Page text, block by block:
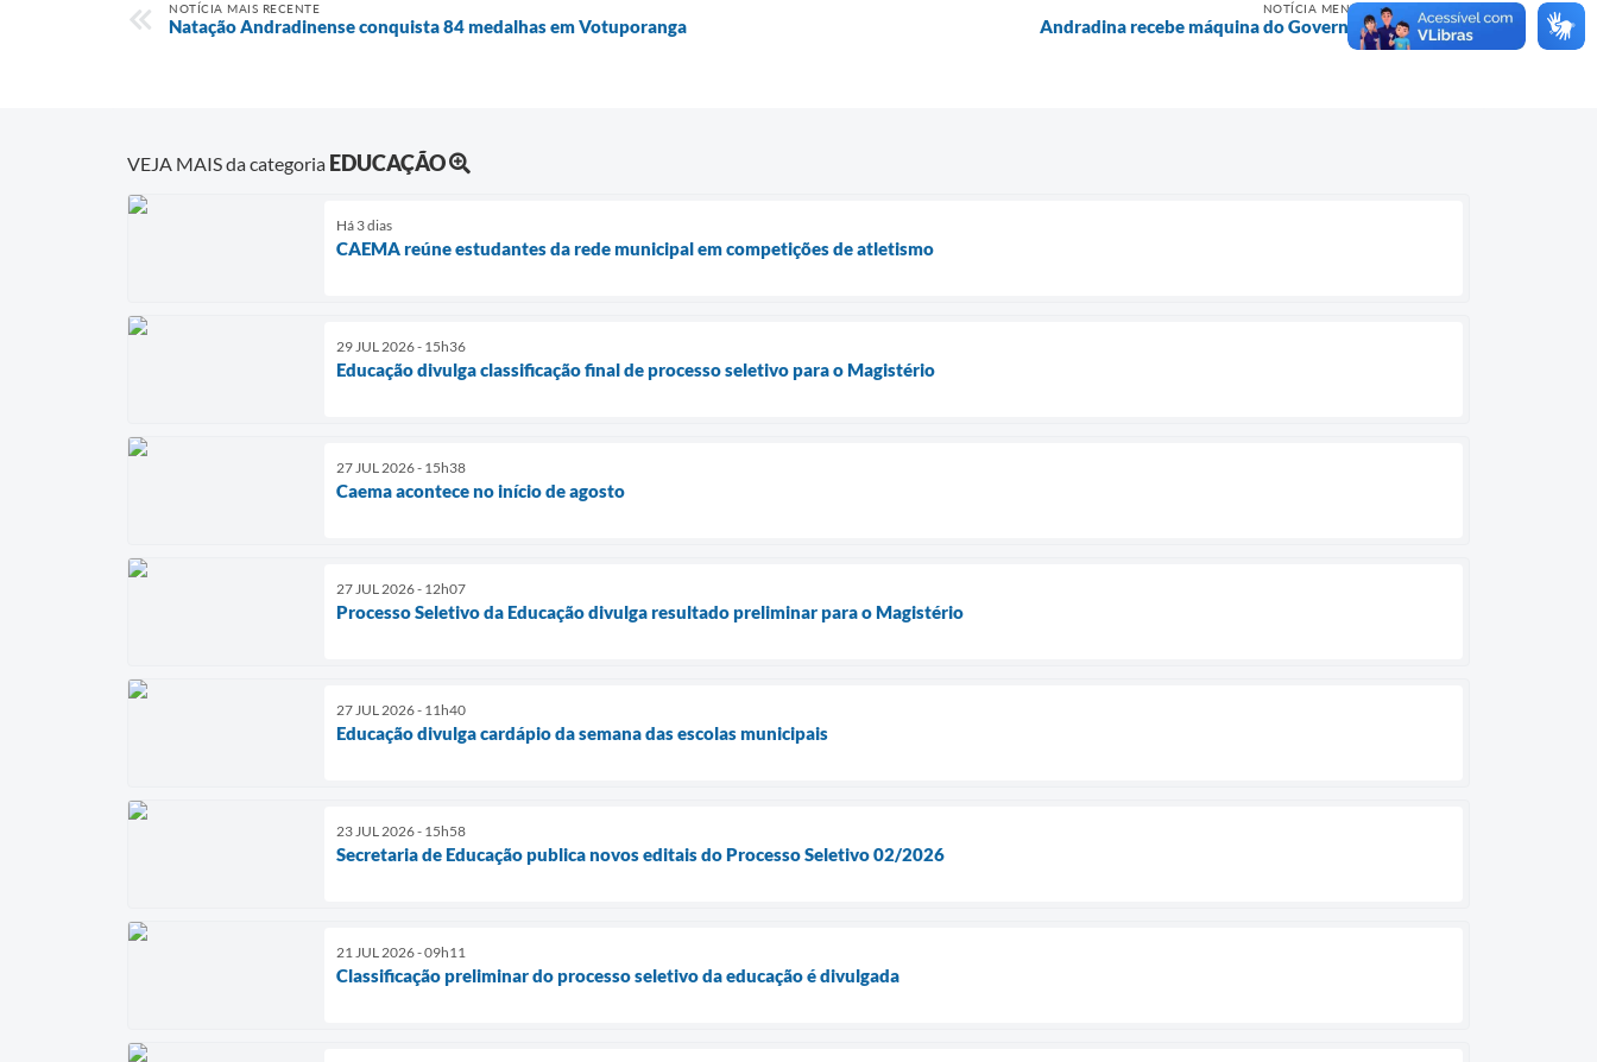
NOTÍCIA MAIS RECENTE
Natação Andradinense conquista 84 medalhas em Votuporanga
NOTÍCIA MENOS RECENTE
Andradina recebe máquina do Governo Tarcísio
VEJA MAIS da categoria EDUCAÇÃO
Há 3 dias
CAEMA reúne estudantes da rede municipal em competições de atletismo
29 JUL 2026 - 15h36
Educação divulga classificação final de processo seletivo para o Magistério
27 JUL 2026 - 15h38
Caema acontece no início de agosto
27 JUL 2026 - 12h07
Processo Seletivo da Educação divulga resultado preliminar para o Magistério
27 JUL 2026 - 11h40
Educação divulga cardápio da semana das escolas municipais
23 JUL 2026 - 15h58
Secretaria de Educação publica novos editais do Processo Seletivo 02/2026
21 JUL 2026 - 09h11
Classificação preliminar do processo seletivo da educação é divulgada